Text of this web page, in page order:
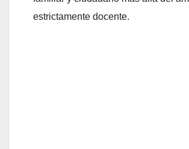
estrictamente docente.